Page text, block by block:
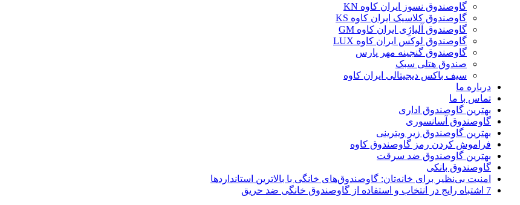
گاوصندوق نسوز ایران کاوه KN
گاوصندوق کلاسیک ایران کاوه KS
گاوصندوق آلیاژِی ایران کاوه GM
گاوصندوق لوکس ایران کاوه LUX
گاوصندوق گنجینه مهر پارس
صندوق هتلی سبک
سیف باکس دیجیتالی ایران کاوه
درباره ما
تماس با ما
بهترین گاوصندوق اداری
گاوصندوق آسانسوری
بهترین گاوصندوق زیر ویترینی
فراموش کردن رمز گاوصندوق کاوه
بهترین گاوصندوق ضد سرقت
گاوصندوق بانکی
امنیت بی‌نظیر برای خانه‌تان: گاوصندوق‌های خانگی با بالاترین استانداردها
7 اشتباه رایج در انتخاب و استفاده از گاوصندوق خانگی ضد حریق